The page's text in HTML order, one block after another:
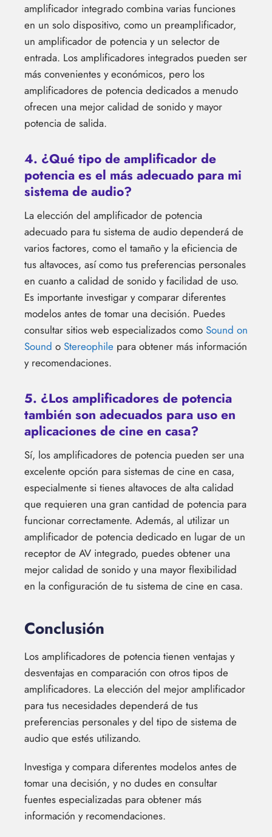
amplificador integrado combina varias funciones
en un solo dispositivo, como un preamplificador,
un amplificador de potencia y un selector de
entrada. Los amplificadores integrados pueden ser
más convenientes y económicos, pero los
amplificadores de potencia dedicados a menudo
ofrecen una mejor calidad de sonido y mayor
potencia de salida.
4. ¿Qué tipo de amplificador de
potencia es el más adecuado para mi
sistema de audio?
La elección del amplificador de potencia
adecuado para tu sistema de audio dependerá de
varios factores, como el tamaño y la eficiencia de
tus altavoces, así como tus preferencias personales
en cuanto a calidad de sonido y facilidad de uso.
Es importante investigar y comparar diferentes
modelos antes de tomar una decisión. Puedes
consultar sitios web especializados como Sound on
Sound o Stereophile para obtener más información
y recomendaciones.
5. ¿Los amplificadores de potencia
también son adecuados para uso en
aplicaciones de cine en casa?
Sí, los amplificadores de potencia pueden ser una
excelente opción para sistemas de cine en casa,
especialmente si tienes altavoces de alta calidad
que requieren una gran cantidad de potencia para
funcionar correctamente. Además, al utilizar un
amplificador de potencia dedicado en lugar de un
receptor de AV integrado, puedes obtener una
mejor calidad de sonido y una mayor flexibilidad
en la configuración de tu sistema de cine en casa.
Conclusión
Los amplificadores de potencia tienen ventajas y
desventajas en comparación con otros tipos de
amplificadores. La elección del mejor amplificador
para tus necesidades dependerá de tus
preferencias personales y del tipo de sistema de
audio que estés utilizando.
Investiga y compara diferentes modelos antes de
tomar una decisión, y no dudes en consultar
fuentes especializadas para obtener más
información y recomendaciones.